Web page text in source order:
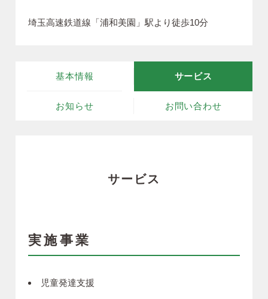
埼玉高速鉄道線「浦和美園」駅より徒歩10分
基本情報 サービス
お知らせ お問い合わせ
サービス
実施事業
児童発達支援